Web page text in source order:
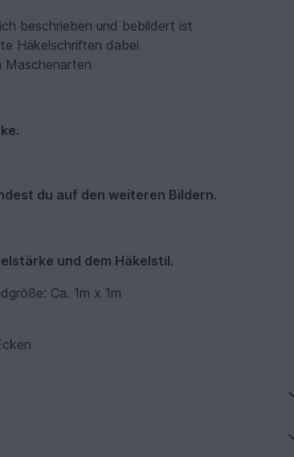
beschrieben und bebildert ist
Häkelschriften dabei
Maschenarten
du auf den weiteren Bildern.
und dem Häkelstil.
Ca. 1m x 1m